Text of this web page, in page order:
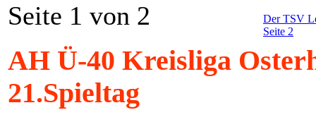
Der TSV
Seite 2
Seite 1 von 2
AH Ü-40 Kreisliga
21.Spieltag